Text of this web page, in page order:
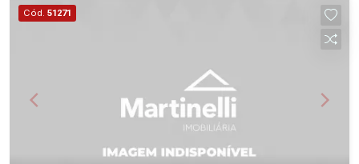
Cód. 51271